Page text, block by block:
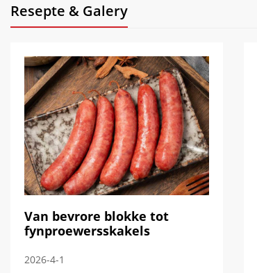
Resepte & Galery
Van bevrore blokke tot
fynproewersskakels
2026-4-1